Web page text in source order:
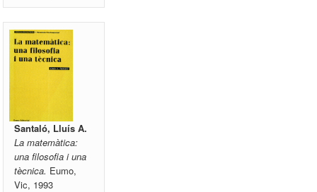
Santaló, Lluís A.
La matemàtica:
una filosofia i una
tècnica. Eumo,
Vic, 1993